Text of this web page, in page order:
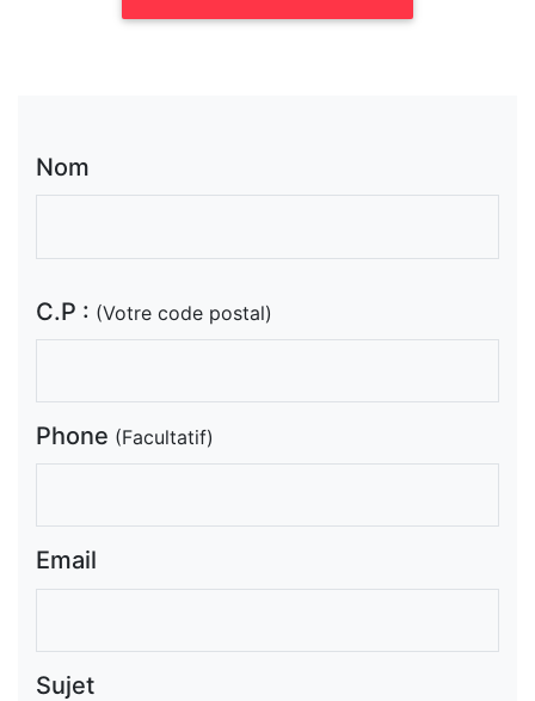
Nom
C.P : (Votre code postal)
Phone (Facultatif)
Email
Sujet